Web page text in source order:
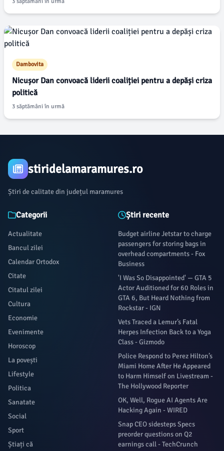
Dambovita
Nicușor Dan convoacă liderii coaliției pentru a depăși criza
politică
3 săptămâni în urmă
stiridelamaramures.ro
Știri de calitate din județul maramures
Categorii
Actualitate
Bancul zilei
Calendar Ortodox
Citate
Citatul zilei
Cultura
Economie
Evenimente
Horoscop
La povești
Lifestyle
Politica
Sanatate
Social
Sport
Știați că
Știri recente
Budget airline Jetstar to charge
passengers for storing bags in
overhead compartments - Fox
Business
'I Was So Disappointed' — GTA 5
Actor Auditioned for 60 Roles in
GTA 6, But Heard Nothing from
Rockstar - IGN
Vets Traced a Lemur’s Fatal
Herpes Infection Back to a Yoga
Class - Gizmodo
Police Respond to Perez Hilton’s
Miami Home After He Appeared
to Harm Himself on Livestream -
The Hollywood Reporter
OK, Well, Rogue AI Agents Are
Hacking Again - WIRED
Snap CEO sidesteps Specs
preorder questions on Q2
earnings call - TechCrunch